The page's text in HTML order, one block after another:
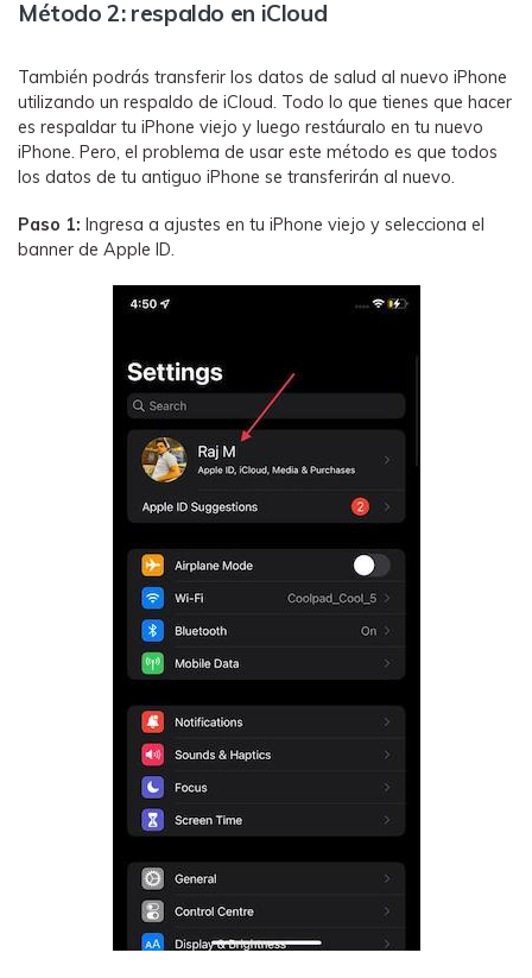
Método 2: respaldo en iCloud
También podrás transferir los datos de salud al nuevo iPhone
utilizando un respaldo de iCloud. Todo lo que tienes que hacer
es respaldar tu iPhone viejo y luego restáuralo en tu nuevo
iPhone. Pero, el problema de usar este método es que todos
los datos de tu antiguo iPhone se transferirán al nuevo.
Paso 1: Ingresa a ajustes en tu iPhone viejo y selecciona el
banner de Apple ID.